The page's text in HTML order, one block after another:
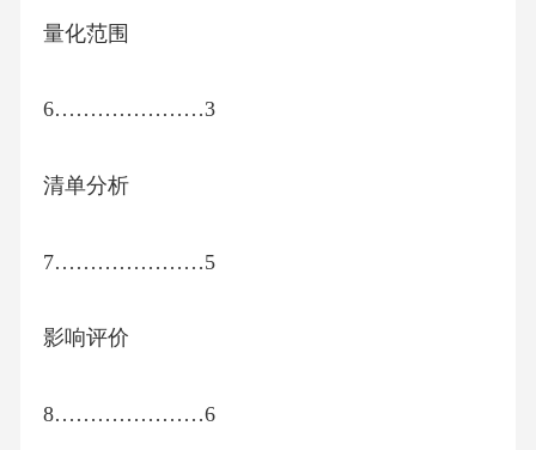
量化范围
6…………………3
清单分析
7…………………5
影响评价
8…………………6